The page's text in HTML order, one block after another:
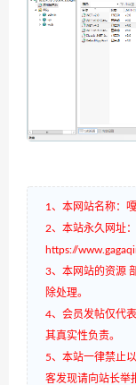
1、本网站名称：
2、本站永久网址：
https://
3、本网站的资源
除处理。
4、会员发帖仅代
其真实性负责。
5、本站一律禁止
客发现请向站长举